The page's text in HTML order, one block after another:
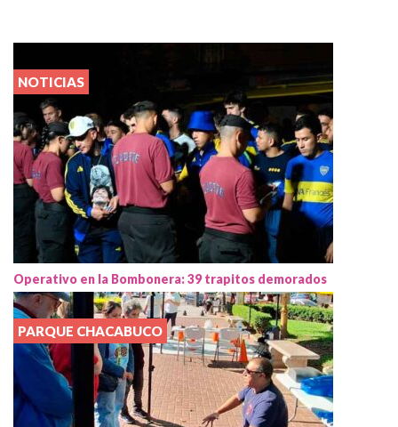
NOTICIAS
Operativo en la Bombonera: 39 trapitos demorados
PARQUE CHACABUCO